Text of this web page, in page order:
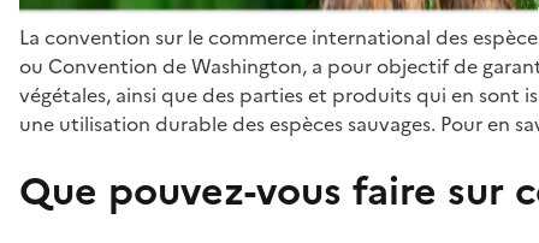
La convention sur le commerce international des
ou Convention de Washington, a pour objectif de
végétales, ainsi que des parties et produits qui en sont
une utilisation durable des espèces sauvages. Pour en
Que pouvez-vous faire sur